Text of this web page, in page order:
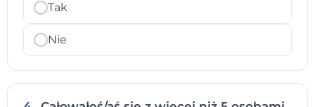
Tak
Nie